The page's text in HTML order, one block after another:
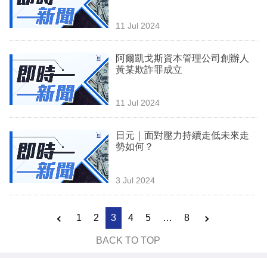
11 Jul 2024
阿爾凱戈斯資本管理公司創辦人
黃某欺詐罪成立
11 Jul 2024
日元｜面對壓力持續走低未來走
勢如何？
3 Jul 2024
1 2 3 4 5 … 8
BACK TO TOP